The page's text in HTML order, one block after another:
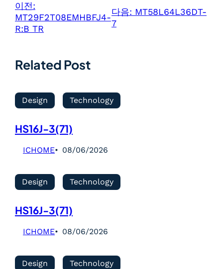
이전:
MT29F2T08EMHBFJ4-
R:B TR
다음: MT58L64L36DT-
7
Related Post
Design Technology
HS16J-3(71)
ICHOME 08/06/2026
Design Technology
HS16J-3(71)
ICHOME 08/06/2026
Design Technology